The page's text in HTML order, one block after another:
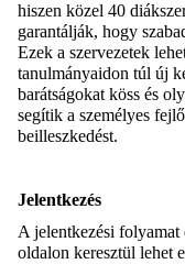
hiszen közel 40
garantálják, hogy
Ezek a szervezetek
tanulmányaidon túl új
barátságokat köss és
segítik a személyes
beilleszkedést.
Jelentkezés
A jelentkezési folyamat
oldalon keresztül lehet